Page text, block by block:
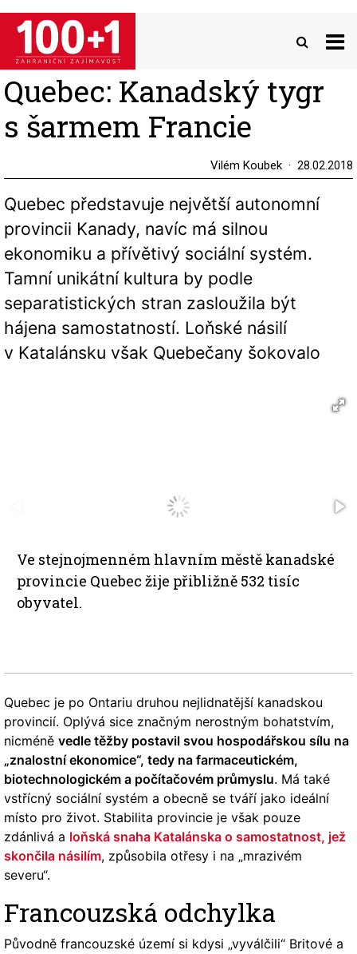
Přejít
hlavnímu
obsahu
Quebec: Kanadský tygr
s šarmem Francie
Vilém Koubek 28.02.2018
Quebec představuje největší autonomní
provincii Kanady, navíc má silnou
ekonomiku a přívětivý sociální systém.
Tamní unikátní kultura by podle
separatistických stran zasloužila být
hájena samostatností. Loňské násilí
v Katalánsku však Quebečany šokovalo
Ve stejnojmenném hlavním městě kanadské
provincie Quebec žije přibližně 532 tisíc
obyvatel.
Quebec je po Ontariu druhou nejlidnatější kanadskou
provincií. Oplývá sice značným nerostným bohatstvím,
nicméně vedle těžby postavil svou hospodářskou sílu na
„znalostní ekonomice“, tedy na farmaceutickém,
biotechnologickém a počítačovém průmyslu. Má také
vstřícný sociální systém a obecně se tváří jako ideální
místo pro život. Stabilita provincie je však pouze
zdánlivá a loňská snaha Katalánska o samostatnost, jež
skončila násilím, způsobila otřesy i na „mrazivém
severu“.
Francouzská odchylka
Původně francouzské území si kdysi „vyválčili“ Britové a